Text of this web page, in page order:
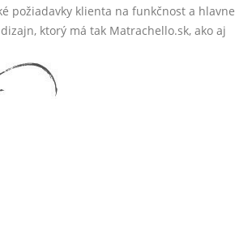
požiadavky klienta na funkčnost a hlavne
ktorý má tak Matrachello.sk, ako aj